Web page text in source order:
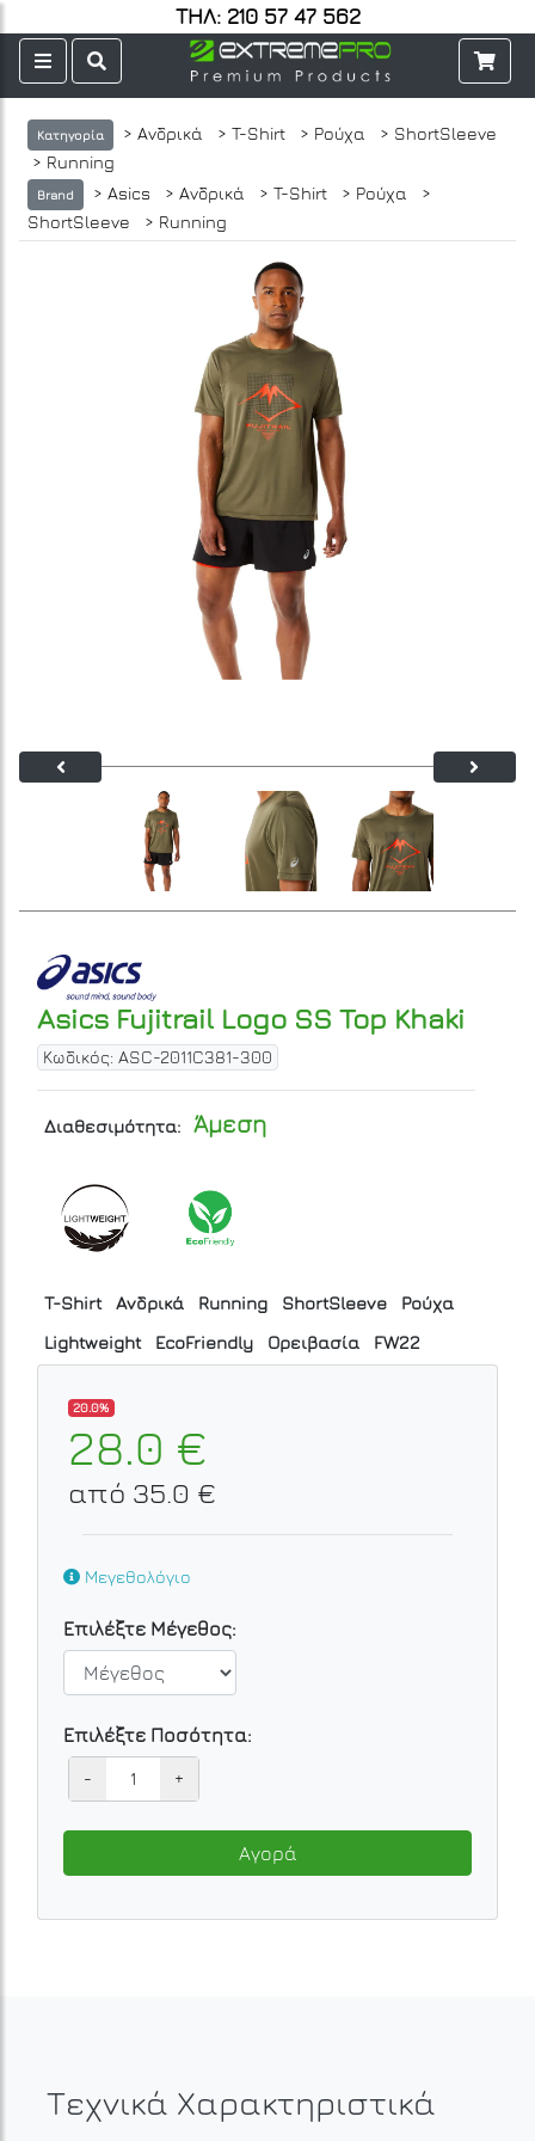
ΤΗΛ: 210 57 47 562
Κατηγορία > Ανδρικά > T-Shirt > Ρούχα
> ShortSleeve
> Running
Brand > Asics > Ανδρικά > T-Shirt > Ρούχα
>
ShortSleeve
> Running
Asics Fujitrail Logo SS Top Khaki
Κωδικός: ASC-2011C381-300
Διαθεσιμότητα: Άμεση
T-Shirt Ανδρικά Running ShortSleeve
Ρούχα
Lightweight
EcoFriendly Ορειβασία FW22
20.0%
28.0 €
από 35.0 €
Μεγεθολόγιο
Επιλέξτε Μέγεθος:
Επιλέξτε Ποσότητα:
- +
Αγορά
Τεχνικά Χαρακτηριστικά